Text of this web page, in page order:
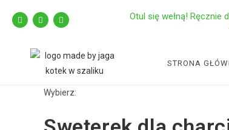
Otul się wełną! Ręcznie
STRONA
Wybierz: